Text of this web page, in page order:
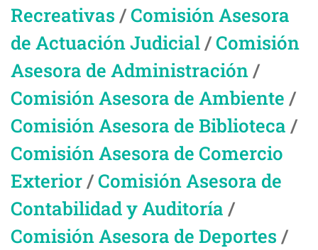
Recreativas /Comisión Asesora
de Actuación Judicial/Comisión
Asesora de Administración/
Comisión Asesora de Ambiente /
Comisión Asesora de Biblioteca /
Comisión Asesora de Comercio
Exterior/Comisión Asesora de
Contabilidad y Auditoría /
Comisión Asesora de Deportes /